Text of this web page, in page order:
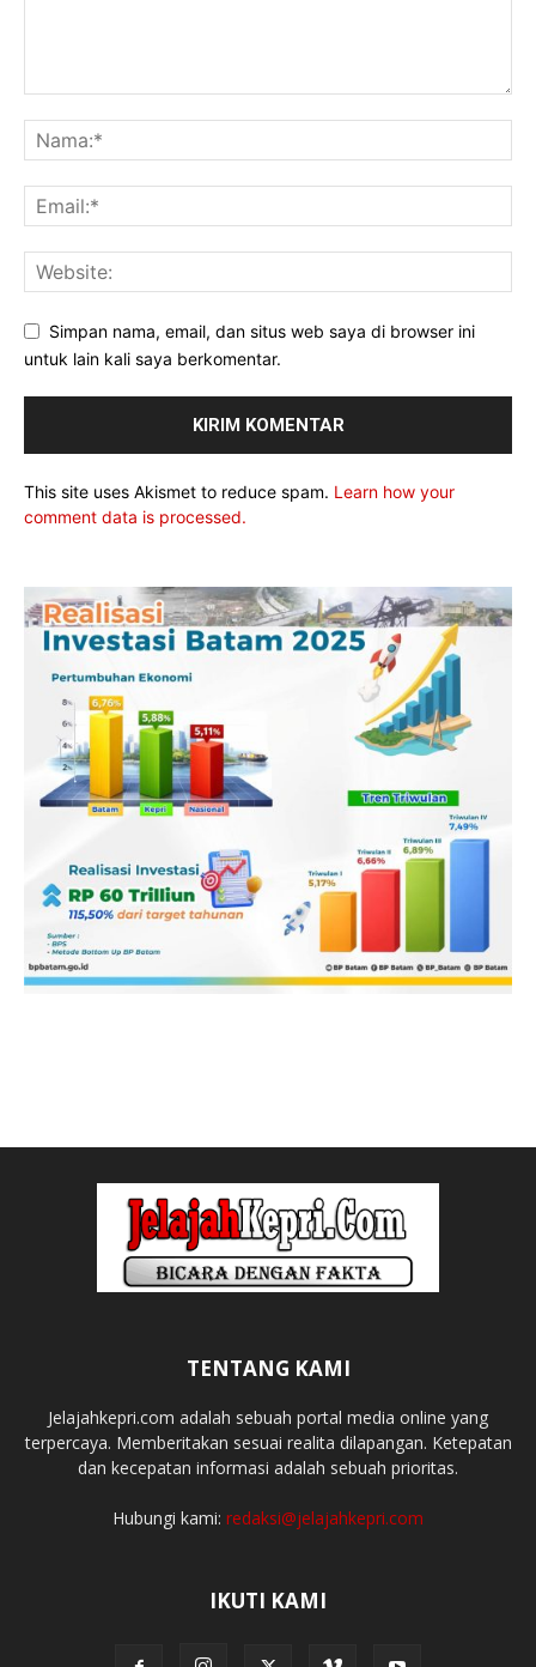
Simpan nama, email, dan situs web saya di browser ini
untuk lain kali saya berkomentar.
This site uses Akismet to reduce spam. Learn how your
comment data is processed.
TENTANG KAMI
Jelajahkepri.com adalah sebuah portal media online yang
terpercaya. Memberitakan sesuai realita dilapangan. Ketepatan
dan kecepatan informasi adalah sebuah prioritas.
Hubungi kami: redaksi@jelajahkepri.com
IKUTI KAMI